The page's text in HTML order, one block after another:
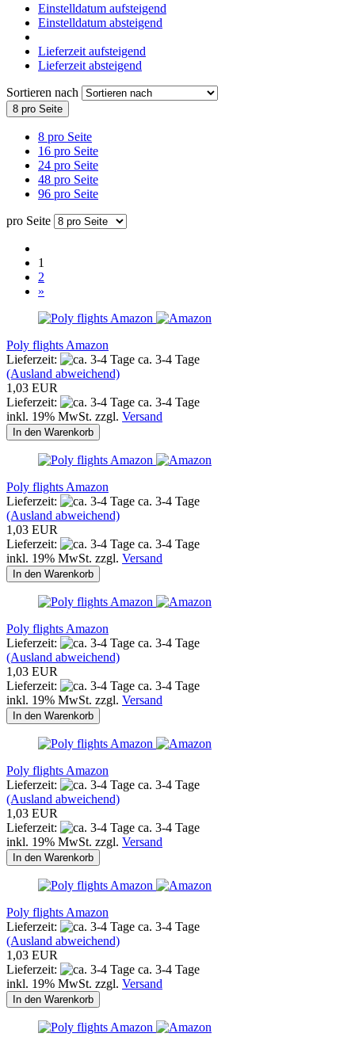
Einstelldatum aufsteigend
Einstelldatum absteigend
Lieferzeit aufsteigend
Lieferzeit absteigend
Sortieren nach
8 pro Seite
8 pro Seite
16 pro Seite
24 pro Seite
48 pro Seite
96 pro Seite
pro Seite
1
2
»
Poly flights Amazon
Lieferzeit:
ca. 3-4 Tage
(Ausland abweichend)
1,03 EUR
Lieferzeit:
ca. 3-4 Tage
inkl. 19% MwSt. zzgl. Versand
In den Warenkorb
Poly flights Amazon
Lieferzeit:
ca. 3-4 Tage
(Ausland abweichend)
1,03 EUR
Lieferzeit:
ca. 3-4 Tage
inkl. 19% MwSt. zzgl. Versand
In den Warenkorb
Poly flights Amazon
Lieferzeit:
ca. 3-4 Tage
(Ausland abweichend)
1,03 EUR
Lieferzeit:
ca. 3-4 Tage
inkl. 19% MwSt. zzgl. Versand
In den Warenkorb
Poly flights Amazon
Lieferzeit:
ca. 3-4 Tage
(Ausland abweichend)
1,03 EUR
Lieferzeit:
ca. 3-4 Tage
inkl. 19% MwSt. zzgl. Versand
In den Warenkorb
Poly flights Amazon
Lieferzeit:
ca. 3-4 Tage
(Ausland abweichend)
1,03 EUR
Lieferzeit:
ca. 3-4 Tage
inkl. 19% MwSt. zzgl. Versand
In den Warenkorb